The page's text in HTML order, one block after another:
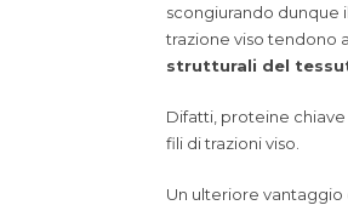
scongiurando dunque
trazione viso tendono
strutturali del
Difatti, proteine
fili di trazioni viso.
Un ulteriore vantaggio